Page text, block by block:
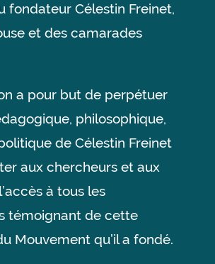
fondateur Célestin Freinet,
et des camarades
a pour but de perpétuer
philosophique,
de Célestin Freinet
aux chercheurs et aux
à tous les
témoignant de cette
Mouvement qu’il a fondé.